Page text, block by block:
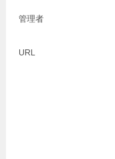
管理者
URL